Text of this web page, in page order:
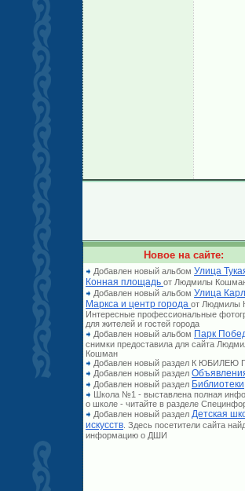
Новое на сайте:
Добавлен новый альбом Улица
Конная площадь от Людмилы
Добавлен новый альбом Улица
Маркса и центр города от Людмилы
Интересные профессиональные
для жителей и гостей города
Добавлен новый альбом Парк
снимки предоставила для сайта
Кошман
Добавлен новый раздел К ЮБИЛЕЮ
Добавлен новый раздел
Добавлен новый раздел Библиотеки
Школа №1 - выставлена полная
о школе - читайте в разделе
Добавлен новый раздел Детская
искусств . Здесь посетители сайта
информацию о ДШИ